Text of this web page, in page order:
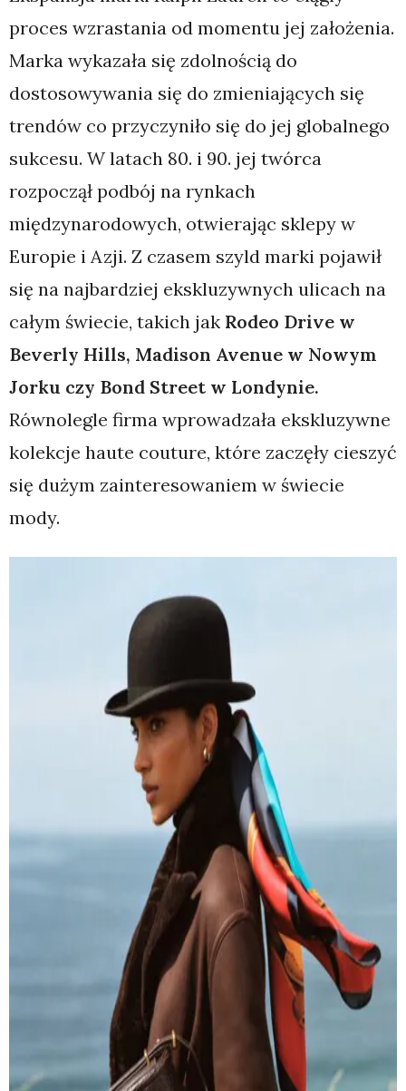
proces wzrastania od momentu jej założenia.
Marka wykazała się zdolnością do
dostosowywania się do zmieniających się
trendów co przyczyniło się do jej globalnego
sukcesu. W latach 80. i 90. jej twórca
rozpoczął podbój na rynkach
międzynarodowych, otwierając sklepy w
Europie i Azji. Z czasem szyld marki pojawił
się na najbardziej ekskluzywnych ulicach na
całym świecie, takich jak Rodeo Drive w
Beverly Hills, Madison Avenue w Nowym
Jorku czy Bond Street w Londynie.
Równolegle firma wprowadzała ekskluzywne
kolekcje haute couture, które zaczęły cieszyć
się dużym zainteresowaniem w świecie
mody.